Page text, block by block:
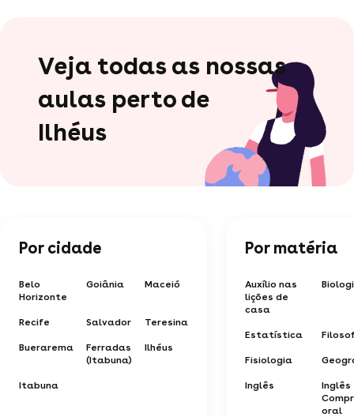
Veja todas as nossas
aulas perto de
Ilhéus
Por cidade
Belo
Horizonte
Goiânia Maceió
Recife Salvador Teresina
Buerarema
Ferradas
(Itabuna)
Ilhéus
Itabuna
Por matéria
Auxílio nas
lições de
casa
Estatística
Fisiologia
Inglês
Inglês
oral